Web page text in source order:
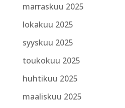
marraskuu 2025
lokakuu 2025
syyskuu 2025
toukokuu 2025
huhtikuu 2025
maaliskuu 2025